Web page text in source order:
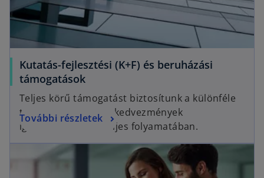
Kutatás-fejlesztési (K+F) és beruházási
támogatások
Teljes körű támogatást biztosítunk a különféle
támogatások és adókedvezmények
igénybevételének teljes folyamatában.
További részletek